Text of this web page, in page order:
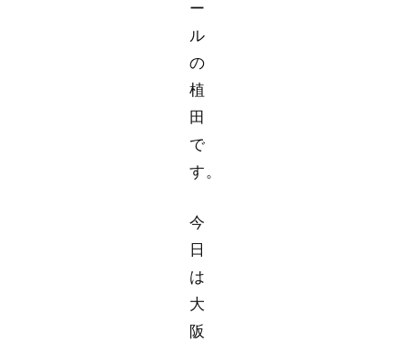
ー
ル
の
植
田
で
す。
今
日
は
大
阪